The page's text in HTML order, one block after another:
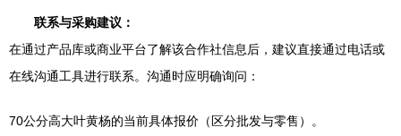
联系与采购建议：
在通过产品库或商业平台了解该合作社信息后，建议直接通过电话或
在线沟通工具进行联系。沟通时应明确询问：
70公分高大叶黄杨的当前具体报价（区分批发与零售）。